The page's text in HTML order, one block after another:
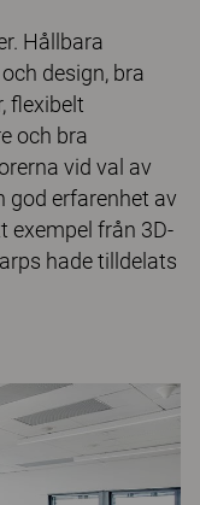
Hållbara
design, bra
flexibelt
och bra
vid val av
god erfarenhet av
exempel från 3D-
hade tilldelats